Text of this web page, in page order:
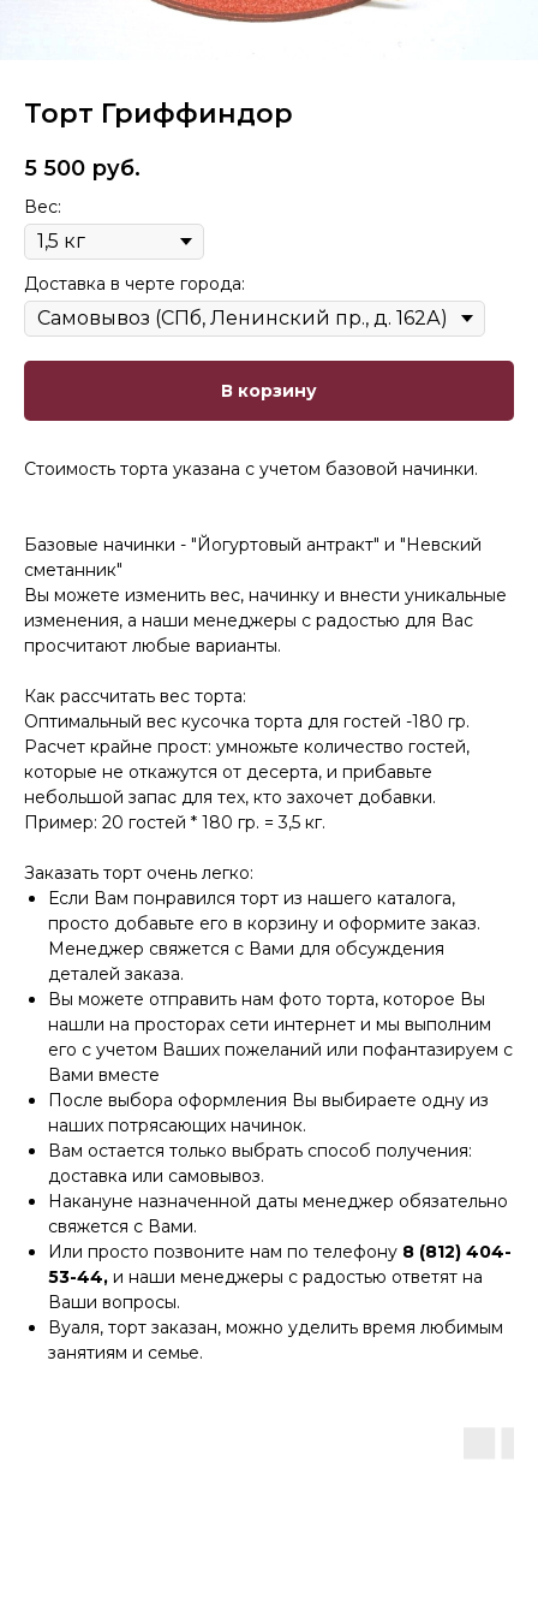
Торт Гриффиндор
5 500 руб.
Вес:
Доставка в черте города:
В корзину
Стоимость торта указана с учетом базовой начинки.
Базовые начинки - "Йогуртовый антракт" и "Невский
сметанник"
Вы можете изменить вес, начинку и внести уникальные
изменения, а наши менеджеры с радостью для Вас
просчитают любые варианты.
Как рассчитать вес торта:
Оптимальный вес кусочка торта для гостей -180 гр.
Расчет крайне прост: умножьте количество гостей,
которые не откажутся от десерта, и прибавьте
небольшой запас для тех, кто захочет добавки.
Пример: 20 гостей * 180 гр. = 3,5 кг.
Заказать торт очень легко:
Если Вам понравился торт из нашего каталога,
просто добавьте его в корзину и оформите заказ.
Менеджер свяжется с Вами для обсуждения
деталей заказа.
Вы можете отправить нам фото торта, которое Вы
нашли на просторах сети интернет и мы выполним
его с учетом Ваших пожеланий или пофантазируем с
Вами вместе
После выбора оформления Вы выбираете одну из
наших потрясающих начинок.
Вам остается только выбрать способ получения:
доставка или самовывоз.
Накануне назначенной даты менеджер обязательно
свяжется с Вами.
Или просто позвоните нам по телефону 8 (812) 404-
53-44, и наши менеджеры с радостью ответят на
Ваши вопросы.
Вуаля, торт заказан, можно уделить время любимым
занятиям и семье.